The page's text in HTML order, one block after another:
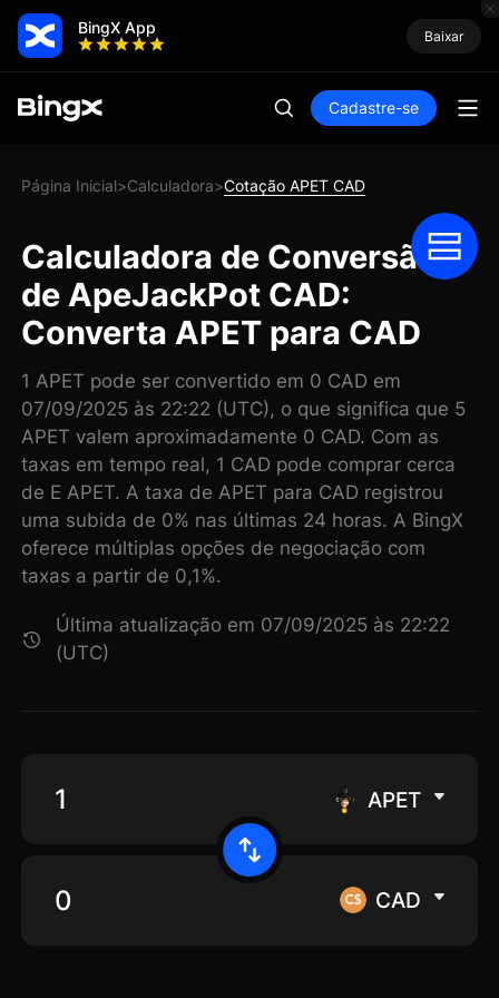
BingX App Baixar
Cadastre-se
Página Inicial>Calculadora>Cotação APET CAD
Calculadora de Conversão
de ApeJackPot CAD:
Converta APET para CAD
1 APET pode ser convertido em 0 CAD em
07/09/2025 às 22:22 (UTC), o que significa que 5
APET valem aproximadamente 0 CAD. Com as
taxas em tempo real, 1 CAD pode comprar cerca
de E APET. A taxa de APET para CAD registrou
uma subida de 0% nas últimas 24 horas. A BingX
oferece múltiplas opções de negociação com
taxas a partir de 0,1%.
Última atualização em 07/09/2025 às 22:22
(UTC)
APET
CAD